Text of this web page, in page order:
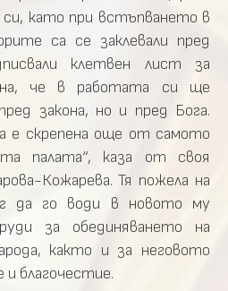
като при встъпването в
са се заклевали пред
клетвен лист за
че в работата си ще
закона, но и пред Бога.
е скрепена още от самото
палата“, каза от своя
Кожарева. Тя пожела на
да го води в новото му
за обединяването на
както и за неговото
и благочестие.